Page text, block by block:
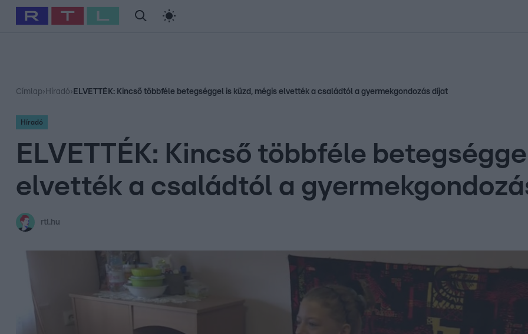
Babits Marcella Szellő István Most Wanted
Címlap› Híradó› ELVETTÉK: Kincső többféle betegséggel is küzd, mégis elvették a családtól a gyermekgondozás díjat
Híradó
ELVETTÉK: Kincső többféle
elvették a családtól a
rtl.hu